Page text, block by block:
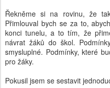
Řekněme si na rovinu, že
Přimlouval bych se za to,
konci tunelu, a to tím, že
návrat žáků do škol.
smysluplné. Podmínky, které
pro žáky.
Pokusil jsem se sestavit